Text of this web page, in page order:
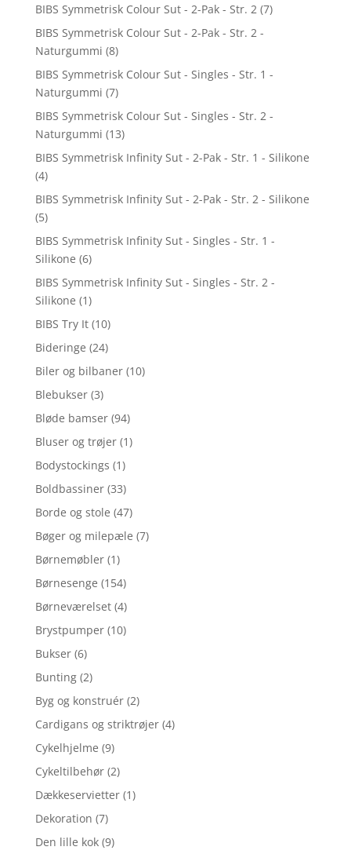
BIBS Symmetrisk Colour Sut - 2-Pak - Str. 2 (7)
BIBS Symmetrisk Colour Sut - 2-Pak - Str. 2 -
Naturgummi (8)
BIBS Symmetrisk Colour Sut - Singles - Str. 1 -
Naturgummi (7)
BIBS Symmetrisk Colour Sut - Singles - Str. 2 -
Naturgummi (13)
BIBS Symmetrisk Infinity Sut - 2-Pak - Str. 1 - Silikone
(4)
BIBS Symmetrisk Infinity Sut - 2-Pak - Str. 2 - Silikone
(5)
BIBS Symmetrisk Infinity Sut - Singles - Str. 1 -
Silikone (6)
BIBS Symmetrisk Infinity Sut - Singles - Str. 2 -
Silikone (1)
BIBS Try It (10)
Bideringe (24)
Biler og bilbaner (10)
Blebukser (3)
Bløde bamser (94)
Bluser og trøjer (1)
Bodystockings (1)
Boldbassiner (33)
Borde og stole (47)
Bøger og milepæle (7)
Børnemøbler (1)
Børnesenge (154)
Børneværelset (4)
Brystpumper (10)
Bukser (6)
Bunting (2)
Byg og konstruér (2)
Cardigans og striktrøjer (4)
Cykelhjelme (9)
Cykeltilbehør (2)
Dækkeservietter (1)
Dekoration (7)
Den lille kok (9)